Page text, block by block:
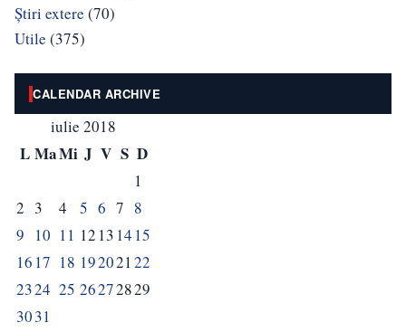
Știri extere (70)
Utile (375)
CALENDAR ARCHIVE
iulie 2018
L MaMi J V S D
1
2 3 4 5 6 7 8
9
10 11 12 13 14 15
16 17 18 19202122
2324 25 26272829
3031